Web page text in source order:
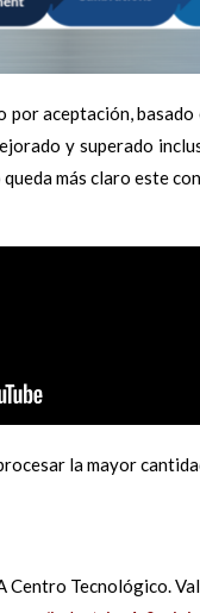
por aceptación,
y superado
más claro este
la mayor
Tecnológico.